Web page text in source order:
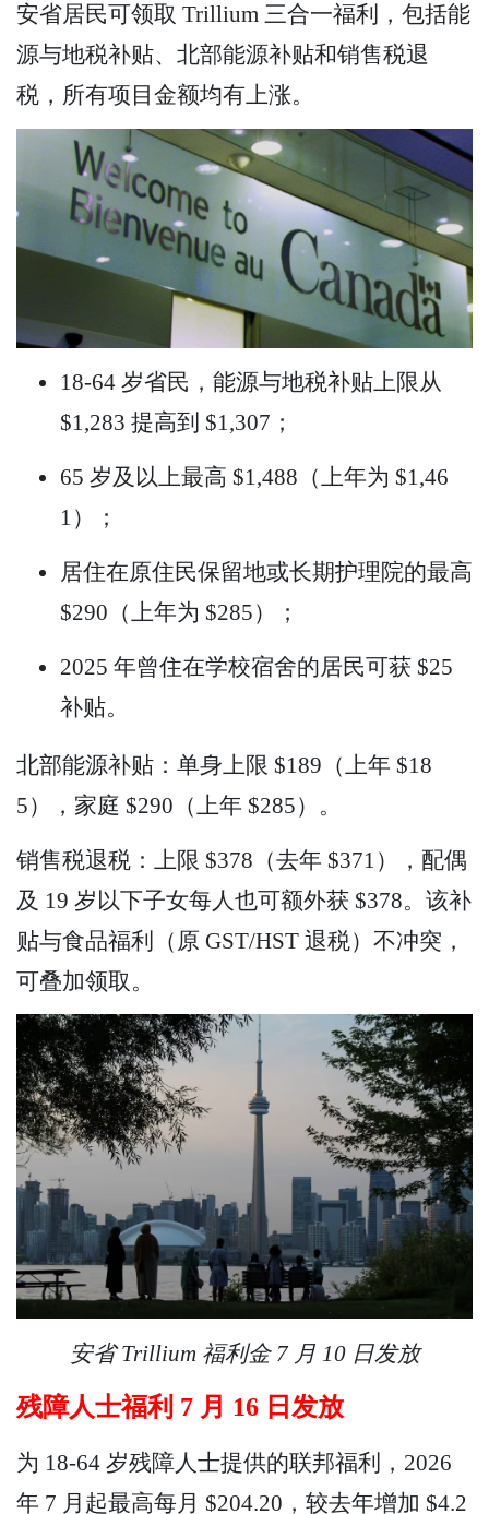
安省居民可领取 Trillium 三合一福利，包括能
源与地税补贴、北部能源补贴和销售税退
税，所有项目金额均有上涨。
18-64 岁省民，能源与地税补贴上限从
$1,283 提高到 $1,307；
65 岁及以上最高 $1,488（上年为 $1,46
1）；
居住在原住民保留地或长期护理院的最高
$290（上年为 $285）；
2025 年曾住在学校宿舍的居民可获 $25
补贴。
北部能源补贴：单身上限 $189（上年 $18
5），家庭 $290（上年 $285）。
销售税退税：上限 $378（去年 $371），配偶
及 19 岁以下子女每人也可额外获 $378。该补
贴与食品福利（原 GST/HST 退税）不冲突，
可叠加领取。
安省 Trillium 福利金 7 月 10 日发放
残障人士福利 7 月 16 日发放
为 18-64 岁残障人士提供的联邦福利，2026
年 7 月起最高每月 $204.20，较去年增加 $4.2